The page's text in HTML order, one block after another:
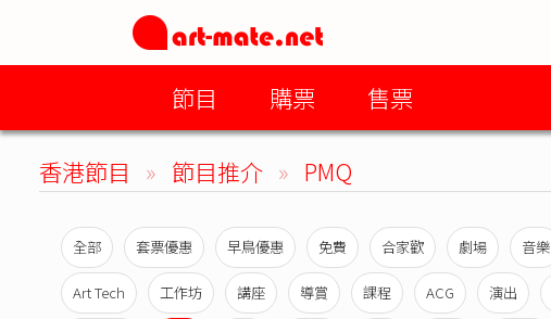
節目 購票 售票
香港節目 » 節目推介 » PMQ
全部 套票優惠 早鳥優惠 免費 合家歡 劇場 音樂
Art Tech 工作坊 講座 導賞 課程 ACG 演出